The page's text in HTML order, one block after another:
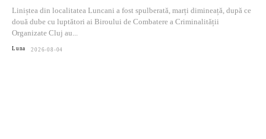
Liniștea din localitatea Luncani a fost spulberată, marți dimineață, după ce
două dube cu luptători ai Biroului de Combatere a Criminalității
Organizate Cluj au...
Luna 2026-08-04